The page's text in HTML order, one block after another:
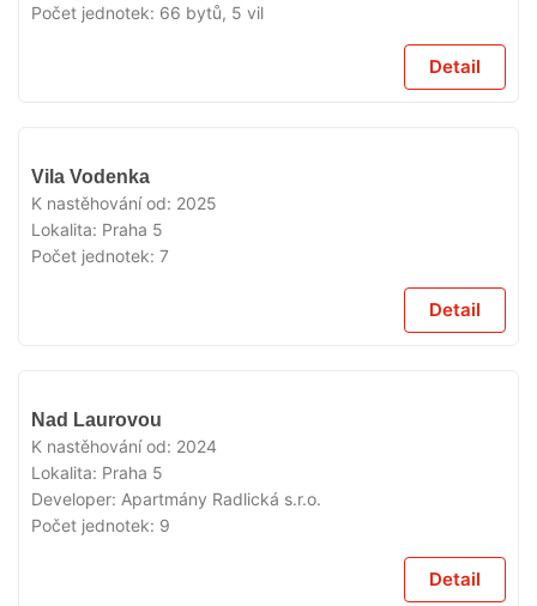
Počet jednotek: 66 bytů, 5 vil
Detail
Vila Vodenka
K nastěhování od: 2025
Lokalita: Praha 5
Počet jednotek: 7
Detail
Nad Laurovou
K nastěhování od: 2024
Lokalita: Praha 5
Developer: Apartmány Radlická s.r.o.
Počet jednotek: 9
Detail